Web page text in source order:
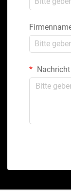
Nachricht